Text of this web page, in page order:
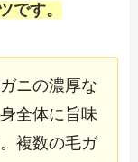
です。
ニの濃厚な
全体に旨味
複数の毛ガ